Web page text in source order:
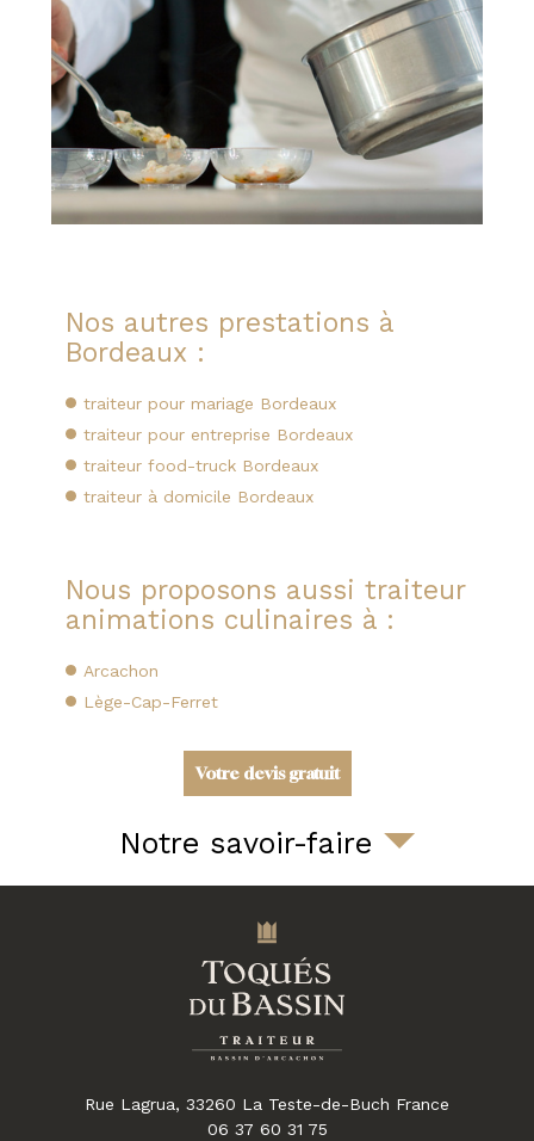
Nos autres prestations à
Bordeaux :
traiteur pour mariage Bordeaux
traiteur pour entreprise Bordeaux
traiteur food-truck Bordeaux
traiteur à domicile Bordeaux
Nous proposons aussi traiteur
animations culinaires à :
Arcachon
Lège-Cap-Ferret
Votre devis gratuit
Notre savoir-faire
Rue Lagrua, 33260 La Teste-de-Buch France
06 37 60 31 75